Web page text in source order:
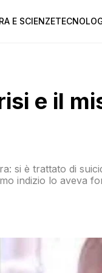
E SCIENZE
e il
si è trattato di
indizio lo aveva